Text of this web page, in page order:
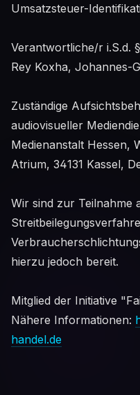
Umsatzsteuer-
Verantwortliche/r i.S.d.
Rey Koxha, Johannes-
Zuständige
audiovisueller
Medienanstalt Hessen,
Atrium, 34131 Kassel,
Wir sind zur Teilnahme
hierzu jedoch bereit.
Mitglied der Initiative
Nähere Informationen:
handel.de